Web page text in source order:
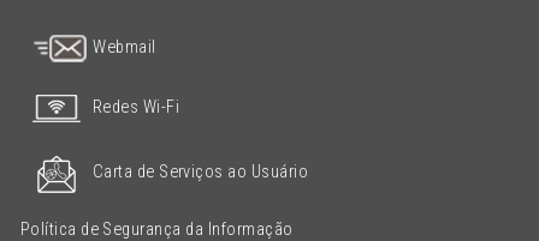
Webmail
Redes Wi-Fi
Carta de Serviços ao Usuário
Política de Segurança da Informação